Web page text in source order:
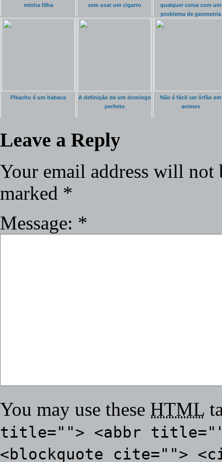
minha filha
sem usar um cigarro
qualquer coisa com um
problema de geometria
Pikachu é um babaca
A definição de um domingo
perfeito
Não é fácil ser órfão em
animes
Leave a Reply
Your email address will not
marked *
Message: *
You may use these HTML
title=""> <abbr
<blockquote cite="">